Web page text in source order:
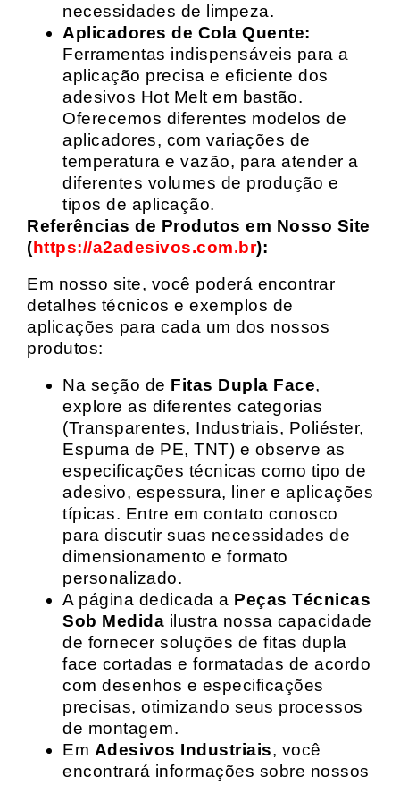
necessidades de limpeza.
Aplicadores de Cola Quente:
Ferramentas indispensáveis para a
aplicação precisa e eficiente dos
adesivos Hot Melt em bastão.
Oferecemos diferentes modelos de
aplicadores, com variações de
temperatura e vazão, para atender a
diferentes volumes de produção e
tipos de aplicação.
Referências de Produtos em Nosso Site
(https://a2adesivos.com.br):
Em nosso site, você poderá encontrar
detalhes técnicos e exemplos de
aplicações para cada um dos nossos
produtos:
Na seção de Fitas Dupla Face,
explore as diferentes categorias
(Transparentes, Industriais, Poliéster,
Espuma de PE, TNT) e observe as
especificações técnicas como tipo de
adesivo, espessura, liner e aplicações
típicas. Entre em contato conosco
para discutir suas necessidades de
dimensionamento e formato
personalizado.
A página dedicada a Peças Técnicas
Sob Medida ilustra nossa capacidade
de fornecer soluções de fitas dupla
face cortadas e formatadas de acordo
com desenhos e especificações
precisas, otimizando seus processos
de montagem.
Em Adesivos Industriais, você
encontrará informações sobre nossos